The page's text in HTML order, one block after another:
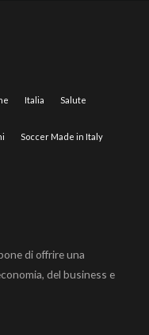
Italia Salute
Soccer Made in Italy
di offrire una
del business e